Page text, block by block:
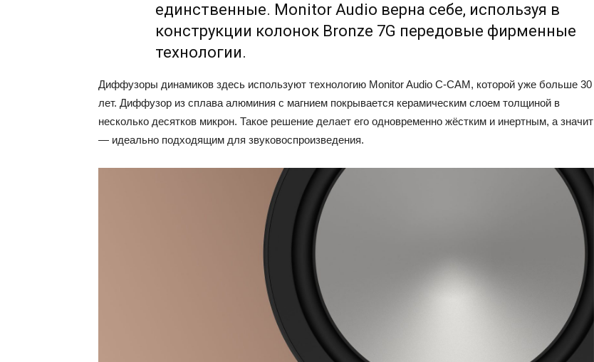
единственные. Monitor Audio верна себе, используя в
конструкции колонок Bronze 7G передовые фирменные
технологии.
Диффузоры динамиков здесь используют технологию Monitor Audio C-CAM, которой уже больше 30
лет. Диффузор из сплава алюминия с магнием покрывается керамическим слоем толщиной в
несколько десятков микрон. Такое решение делает его одновременно жёстким и инертным, а значит
— идеально подходящим для звуковоспроизведения.